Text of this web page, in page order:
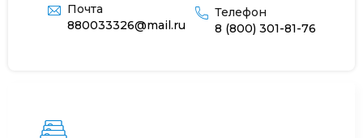
Почта
880033326@mail.ru
Телефон
8 (800) 301-81-76